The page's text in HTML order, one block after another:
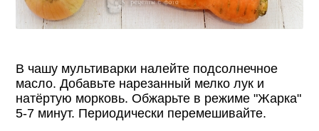
В чашу мультиварки налейте подсолнечное
масло. Добавьте нарезанный мелко лук и
натёртую морковь. Обжарьте в режиме "Жарка"
5-7 минут. Периодически перемешивайте.